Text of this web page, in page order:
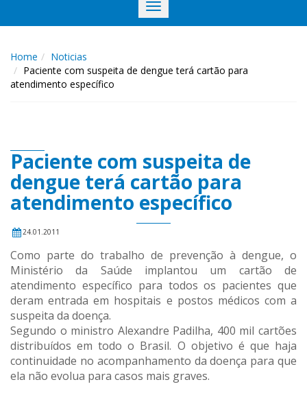
Toggle
navigation
Home
Noticias
Paciente com suspeita de dengue terá cartão para
atendimento específico
Paciente com suspeita de
dengue terá cartão para
atendimento específico
24.01.2011
Como parte do trabalho de prevenção à dengue, o
Ministério da Saúde implantou um cartão de
atendimento específico para todos os pacientes que
deram entrada em hospitais e postos médicos com a
suspeita da doença.
Segundo o ministro Alexandre Padilha, 400 mil cartões
distribuídos em todo o Brasil. O objetivo é que haja
continuidade no acompanhamento da doença para que
ela não evolua para casos mais graves.